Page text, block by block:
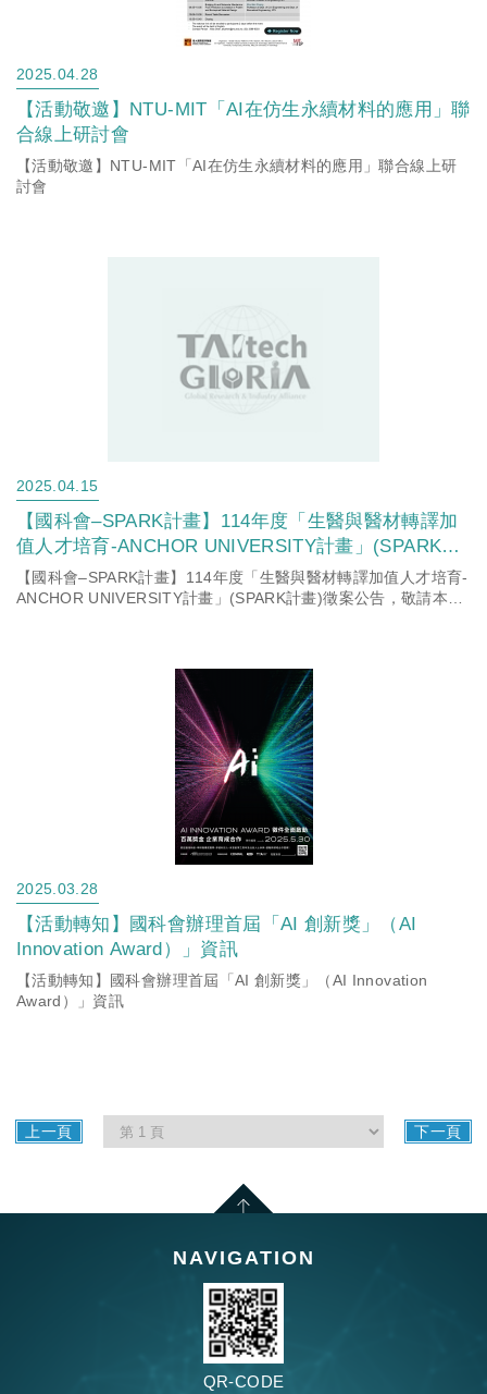
2025.04.28
【活動敬邀】NTU-MIT「AI在仿生永續材料的應用」聯
合線上研討會
【活動敬邀】NTU-MIT「AI在仿生永續材料的應用」聯合線上研
討會
2025.04.15
【國科會–SPARK計畫】114年度「生醫與醫材轉譯加
值人才培育-ANCHOR UNIVERSITY計畫」(SPARK計
畫)徵案公告，敬請本校有意願申請師長詳閱計畫公告
資訊。
【國科會–SPARK計畫】114年度「生醫與醫材轉譯加值人才培育-
ANCHOR UNIVERSITY計畫」(SPARK計畫)徵案公告，敬請本校
2025.03.28
【活動轉知】國科會辦理首屆「AI 創新獎」（AI
Innovation Award）」資訊
【活動轉知】國科會辦理首屆「AI 創新獎」（AI Innovation
Award）」資訊
上一頁 下一頁
NAVIGATION
QR-CODE